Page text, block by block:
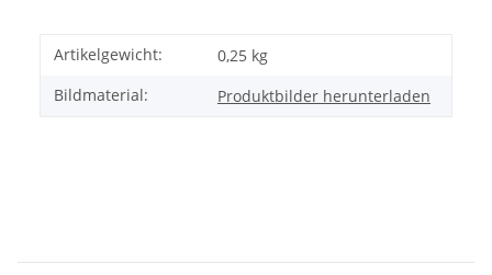
Artikelgewicht: 0,25 kg
Bildmaterial:
Produktbilder herunterladen